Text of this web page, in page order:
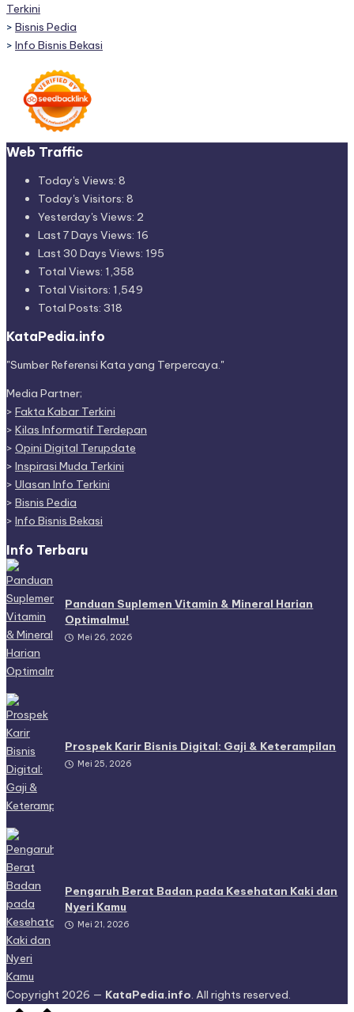
Terkini
> Bisnis Pedia
> Info Bisnis Bekasi
Web Traffic
Today's Views: 8
Today's Visitors: 8
Yesterday's Views: 2
Last 7 Days Views: 16
Last 30 Days Views: 195
Total Views: 1,358
Total Visitors: 1,549
Total Posts: 318
KataPedia.info
"Sumber Referensi Kata yang Terpercaya."
Media Partner;
> Fakta Kabar Terkini
> Kilas Informatif Terdepan
> Opini Digital Terupdate
> Inspirasi Muda Terkini
> Ulasan Info Terkini
> Bisnis Pedia
> Info Bisnis Bekasi
Info Terbaru
Panduan Suplemen Vitamin & Mineral Harian
Optimalmu!
Mei 26, 2026
Prospek Karir Bisnis Digital: Gaji & Keterampilan
Mei 25, 2026
Pengaruh Berat Badan pada Kesehatan Kaki dan
Nyeri Kamu
Mei 21, 2026
Copyright 2026 — KataPedia.info. All rights reserved.